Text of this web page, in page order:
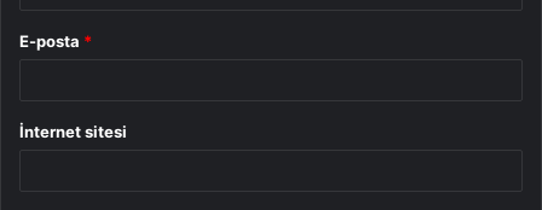
E-posta *
İnternet sitesi